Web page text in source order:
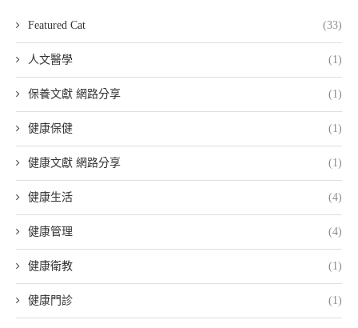
Featured Cat (33)
人文醫學 (1)
保養文獻 網路分享 (1)
健康保健 (1)
健康文獻 網路分享 (1)
健康生活 (4)
健康管理 (4)
健康衛教 (1)
健康門診 (1)